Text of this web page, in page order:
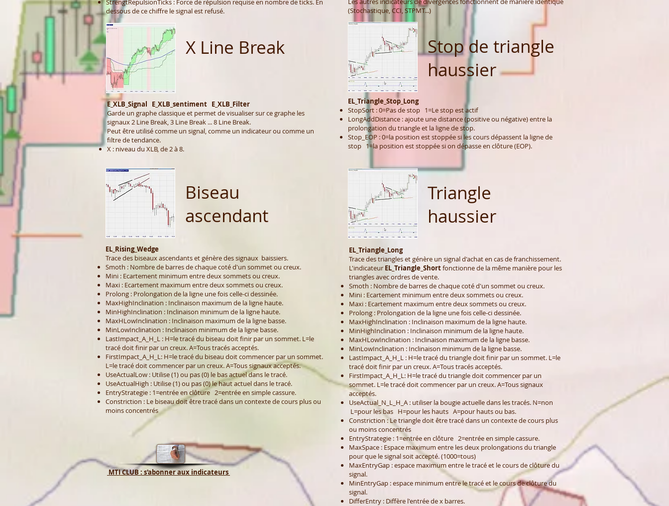
StrengtRepulsionTicks : Force de répulsion requise en nombre de ticks. En
dessous de ce chiffre le signal est refusé.
X Line Break
E_XLB_Signal E_XLB_sentiment E_XLB_Filter
Garde un graphe classique et permet de visualiser sur ce graphe les
signaux 2 Line Break, 3 Line Break ... 8 Line Break.
Peut être utilisé comme un signal, comme un indicateur ou comme un
filtre de tendance.
X : niveau du XLB, de 2 à 8.
Biseau
ascendant
EL_Rising_Wedge
Trace des biseaux ascendants et génère des signaux baissiers.
Smoth : Nombre de barres de chaque coté d'un sommet ou creux.
Mini : Ecartement minimum entre deux sommets ou creux.
Maxi : Ecartement maximum entre deux sommets ou creux.
Prolong : Prolongation de la ligne une fois celle-ci dessinée.
MaxHighInclination : Inclinaison maximum de la ligne haute.
MinHighInclination : Inclinaison minimum de la ligne haute.
MaxHLowInclination : Inclinaison maximum de la ligne basse.
MinLowInclination : Inclinaison minimum de la ligne basse.
LastImpact_A_H_L : H=le tracé du biseau doit finir par un sommet. L=le
tracé doit finir par un creux. A=Tous tracés acceptés.
FirstImpact_A_H_L: H=le tracé du biseau doit commencer par un sommet.
L=le tracé doit commencer par un creux. A=Tous signaux acceptés.
UseActualLow : Utilise (1) ou pas (0) le bas actuel dans le tracé.
UseActualHigh : Utilise (1) ou pas (0) le haut actuel dans le tracé.
EntryStrategie : 1=entrée en clôture 2=entrée en simple cassure.
Constriction : Le biseau doit être tracé dans un contexte de cours plus ou
moins concentrés
MTI CLUB : s'abonner aux indicateurs
(Stochastique, CCI, STPMT...)
Stop de triangle
haussier
EL_Triangle_Stop_Long
StopSort : 0=Pas de stop 1=Le stop est actif
LongAddDistance : ajoute une distance (positive ou négative) entre la
prolongation du triangle et la ligne de stop.
Stop_EOP : 0=la position est stoppée si les cours dépassent la ligne de
stop 1=la position est stoppée si on dépasse en clôture (EOP).
Triangle
haussier
EL_Triangle_Long
Trace des triangles et génère un signal d'achat en cas de franchissement.
L'indicateur EL_Triangle_Shortfonctionne de la même manière pour les
triangles avec ordres de vente.
Smoth : Nombre de barres de chaque coté d'un sommet ou creux.
Mini : Ecartement minimum entre deux sommets ou creux.
Maxi : Ecartement maximum entre deux sommets ou creux.
Prolong : Prolongation de la ligne une fois celle-ci dessinée.
MaxHighInclination : Inclinaison maximum de la ligne haute.
MinHighInclination : Inclinaison minimum de la ligne haute.
MaxHLowInclination : Inclinaison maximum de la ligne basse.
MinLowInclination : Inclinaison minimum de la ligne basse.
LastImpact_A_H_L : H=le tracé du triangle doit finir par un sommet. L=le
tracé doit finir par un creux. A=Tous tracés acceptés.
FirstImpact_A_H_L: H=le tracé du triangle doit commencer par un
sommet. L=le tracé doit commencer par un creux. A=Tous signaux
acceptés.
UseActual_N_L_H_A : utiliser la bougie actuelle dans les tracés. N=non
L=pour les bas H=pour les hauts A=pour hauts ou bas.
Constriction : Le triangle doit être tracé dans un contexte de cours plus
ou moins concentrés
EntryStrategie : 1=entrée en clôture 2=entrée en simple cassure.
MaxSpace : Espace maximum entre les deux prolongations du triangle
pour que le signal soit accepté. (1000=tous)
MaxEntryGap : espace maximum entre le tracé et le cours de clôture du
signal.
MinEntryGap : espace minimum entre le tracé et le cours de clôture du
signal.
DifferEntry : Diffère l'entrée de x barres.